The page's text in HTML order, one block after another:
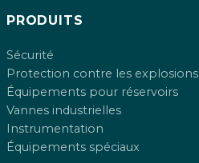
PRODUITS
Sécurité
Protection contre les explosions
Équipements pour réservoirs
Vannes industrielles
Instrumentation
Équipements spéciaux